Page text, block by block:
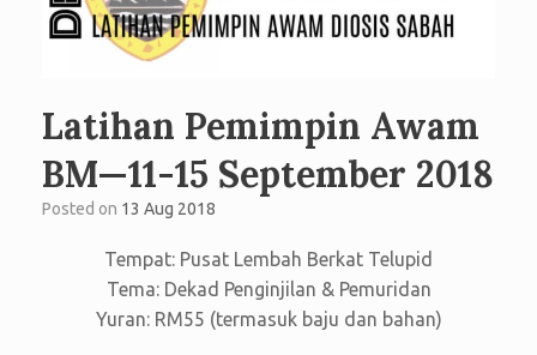
Latihan Pemimpin Awam
BM—11-15 September 2018
Posted on 13 Aug 2018
Tempat: Pusat Lembah Berkat Telupid
Tema: Dekad Penginjilan & Pemuridan
Yuran: RM55 (termasuk baju dan bahan)